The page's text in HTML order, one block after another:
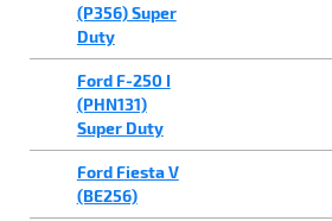
(P356) Super
Duty
Ford F-250 I
(PHN131)
Super Duty
Ford Fiesta V
(BE256)